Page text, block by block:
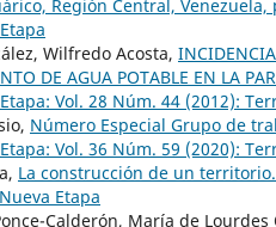
Región Central, Venezuela,
Wilfredo Acosta,
DE AGUA POTABLE EN LA
Vol. 28 Núm. 44 (2012):
Número Especial Grupo de
Vol. 36 Núm. 59 (2020):
La construcción de un
Etapa
Calderón, María de